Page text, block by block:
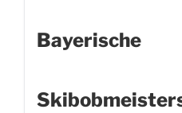
Bayerische